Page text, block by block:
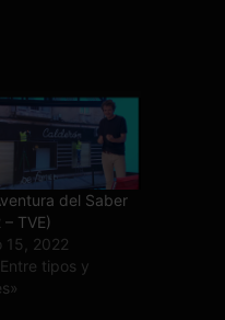
del Saber
– TVE)
15, 2022
tipos y